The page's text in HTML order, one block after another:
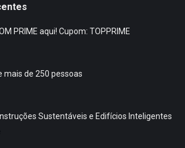
PRIME aqui! Cupom: TOPPRIME
mais de 250 pessoas
Sustentáveis e Edifícios Inteligentes